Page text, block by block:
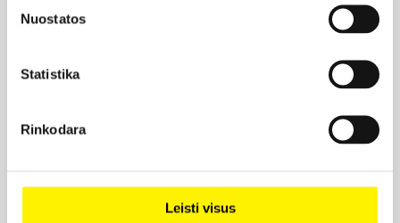
Nuostatos
Statistika
Rinkodara
Leisti visus
Projekto partneris